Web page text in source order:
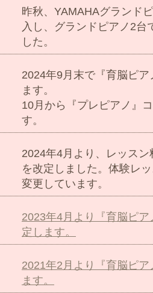
昨秋、YAMAHAグランド
入し、グランドピアノ2台
した
2024年9月末で『育脳ピ
ます。
10月から『プレピアノ』
す
2024年4月より、レッス
を改定しました。体験レ
変更していま
2023年4月より『育脳ピ
定します。
2021年2月より『育脳ピ
ます。